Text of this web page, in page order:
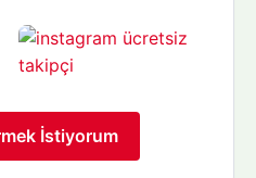
İstiyorum